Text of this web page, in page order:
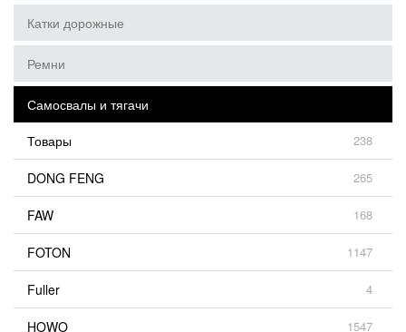
Катки дорожные
Ремни
Самосвалы и тягачи
Товары
238
DONG FENG 265
FAW 168
FOTON 1147
Fuller 4
HOWO 1547